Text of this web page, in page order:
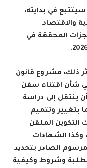
في بدايته،
والاقتصاد
المحققة في
.
ذلك، مشروع قانون
شأن اقتناء سفن
ينتقل إلى دراسة
بتغيير وتتميم
التكوين الملقن
وكذا الشهادات
الصادر بتحديد
وشروط وكيفية